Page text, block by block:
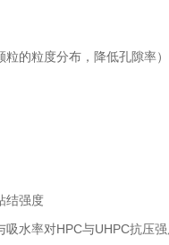
的粒度分布，降低孔隙率）
结强度
吸水率对HPC与UHPC抗压